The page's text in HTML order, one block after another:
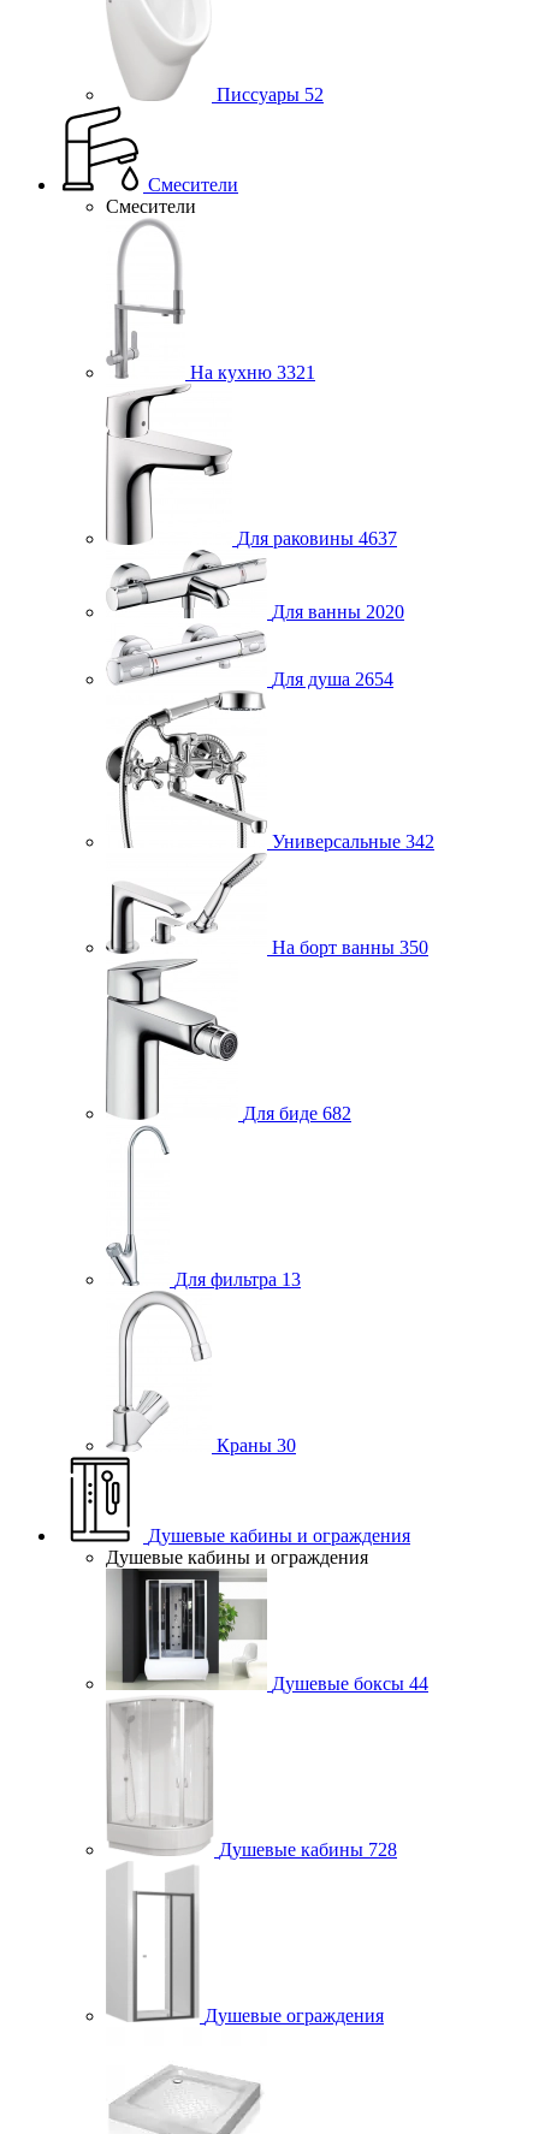
Писсуары 52
Смесители
Смесители
На кухню 3321
Для раковины 4637
Для ванны 2020
Для душа 2654
Универсальные 342
На борт ванны 350
Для биде 682
Для фильтра 13
Краны 30
Душевые кабины и ограждения
Душевые кабины и ограждения
Душевые боксы 44
Душевые кабины 728
Душевые ограждения